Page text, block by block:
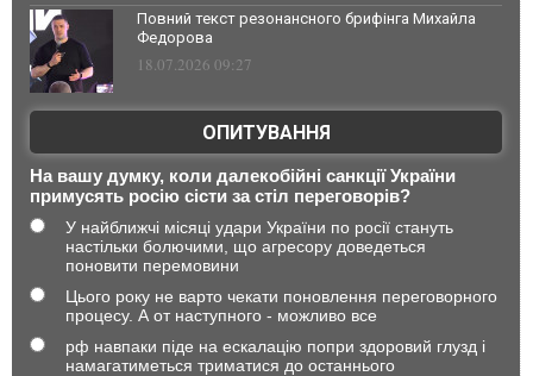
Повний текст резонансного брифінга Михайла
Федорова
18.07.2026 09:27
ОПИТУВАННЯ
На вашу думку, коли далекобійні санкції України
примусять росію сісти за стіл переговорів?
У найближчі місяці удари України по росії стануть
настільки болючими, що агресору доведеться
поновити перемовини
Цього року не варто чекати поновлення переговорного
процесу. А от наступного - можливо все
рф навпаки піде на ескалацію попри здоровий глузд і
намагатиметься триматися до останнього